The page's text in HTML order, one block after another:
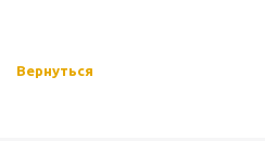
Вернуться